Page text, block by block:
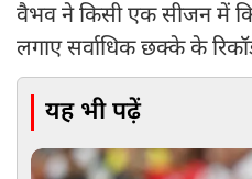
वैभव ने किसी एक सीजन में
लगाए सर्वाधिक छक्के के
यह भी पढ़ें